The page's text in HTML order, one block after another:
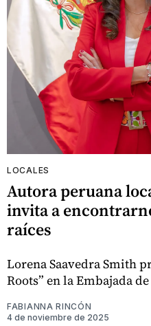
LOCALES
Autora peruana
invita a
raíces
Lorena Saavedra Smith
Roots” en la Embajada
FABIANNA RINCÓN
4 de noviembre de 2025